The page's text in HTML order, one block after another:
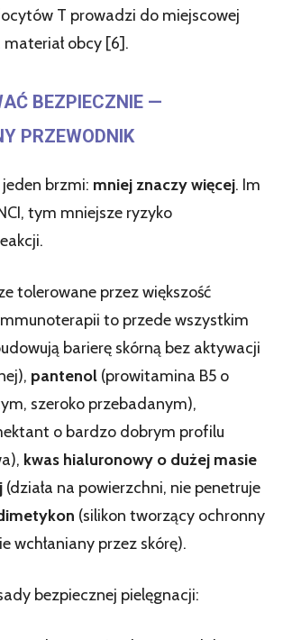
T prowadzi do miejscowej
obcy [6].
BEZPIECZNIE —
PRZEWODNIK
brzmi: mniej znaczy więcej. Im
tym mniejsze ryzyko
tolerowane przez większość
to przede wszystkim
barierę skórną bez aktywacji
pantenol (prowitamina B5 o
szeroko przebadanym),
o bardzo dobrym profilu
kwas hialuronowy o dużej masie
(działa na powierzchni, nie penetruje
(silikon tworzący ochronny
wchłaniany przez skórę).
bezpiecznej pielęgnacji: